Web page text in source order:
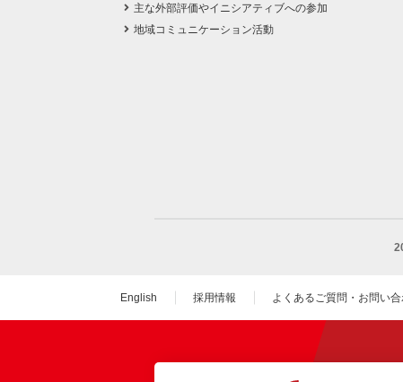
主な外部評価やイニシアティブへの参加
地域コミュニケーション活動
English 採用情報 よくあるご質問・お問い